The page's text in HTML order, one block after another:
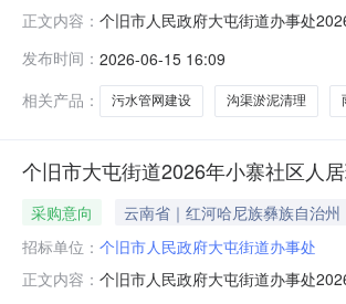
正文内容： 个旧市人民政府大屯街道办事处
购预算金额（万元）预计采购时间
原，清洗管道，沟渠
发布时间： 2026-06-15 16:09
相关产品：
污水管网建设 沟渠淤泥清理
个旧市大屯街道2026年小寨社区人
采购意向 云南省｜红河哈尼族彝族自治州
招标单位： 个旧市人民政府大屯街道办事处
正文内容： 个旧市人民政府大屯街道办事处